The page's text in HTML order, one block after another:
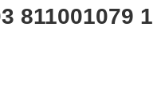
811001079 1